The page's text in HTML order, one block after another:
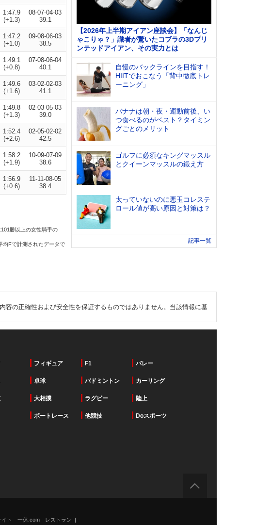
1:47.9
(+1.3)
08-07-04-03
39.1
1:47.2
(+1.0)
09-08-06-03
38.5
1:49.1
(+0.8)
07-08-06-04
40.1
1:49.6
(+1.6)
03-02-02-03
41.1
1:49.8
(+1.3)
02-03-05-03
39.0
1:52.4
(+2.6)
02-05-02-02
42.5
1:58.2
(+1.9)
10-09-07-09
38.6
1:56.9
(+0.6)
11-11-08-05
38.4
勝以上の女性騎手の
均Fで計測されたデータで
【2026年上半期アイアン座談会】「なんじ
ゃこりゃ？」識者が驚いたコブラの3Dプリ
ンテッドアイアン、その実力とは
自慢のバックラインを目指す！
HIITでおこなう「背中徹底トレ
ーニング」
バナナは朝・夜・運動前後、い
つ食べるのがベスト？タイミン
グごとのメリット
ゴルフに必須なキングマッスル
とクイーンマッスルの鍛え方
太っていないのに悪玉コレステ
ロール値が高い原因と対策は？
記事一覧
の正確性および安全性を保証するものではありません。当該情報に基
フィギュア F1 バレー
卓球 バドミントン カーリング
大相撲 ラグビー 陸上
ボートレース 他競技 Doスポーツ
イト 一休.com レストラン